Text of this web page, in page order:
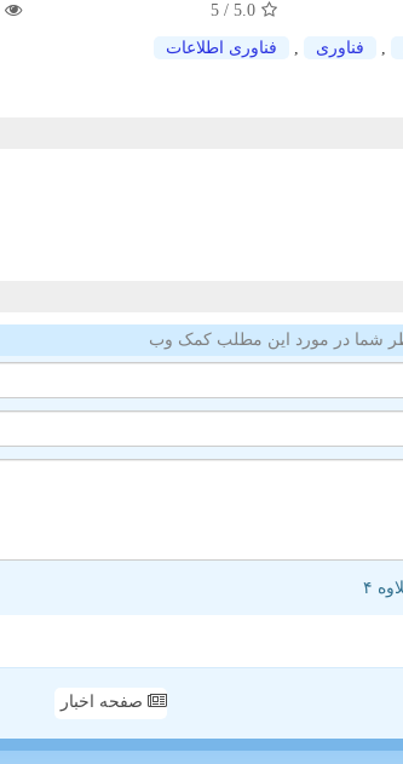
5.0
/ 5
فناوری فناوری اطلاعات
شما در مورد این مطلب کمک وب
صفحه اخبار